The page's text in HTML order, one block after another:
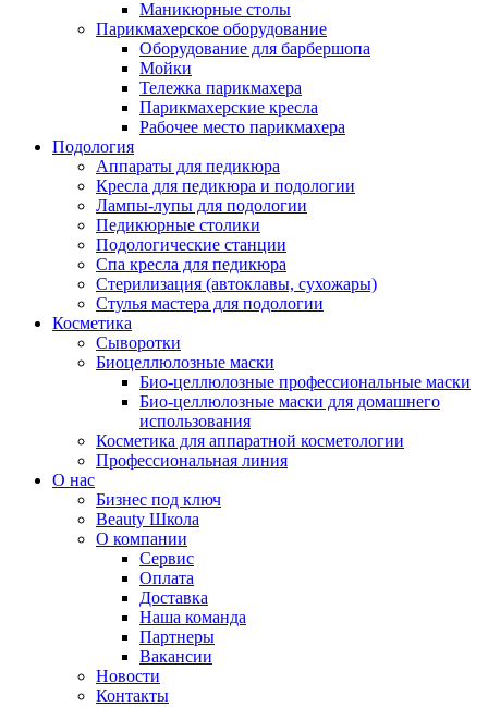
Маникюрные столы
Парикмахерское оборудование
Оборудование для барбершопа
Мойки
Тележка парикмахера
Парикмахерские кресла
Рабочее место парикмахера
Подология
Аппараты для педикюра
Кресла для педикюра и подологии
Лампы-лупы для подологии
Педикюрные столики
Подологические станции
Спа кресла для педикюра
Стерилизация (автоклавы, сухожары)
Стулья мастера для подологии
Косметика
Сыворотки
Биоцеллюлозные маски
Био-целлюлозные профессиональные маски
Био-целлюлозные маски для домашнего
использования
Косметика для аппаратной косметологии
Профессиональная линия
О нас
Бизнес под ключ
Beauty Школа
О компании
Сервис
Оплата
Доставка
Наша команда
Партнеры
Вакансии
Новости
Контакты